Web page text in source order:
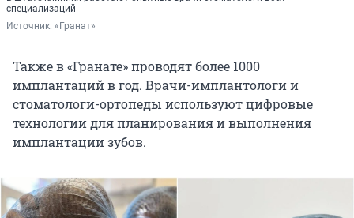
специализаций
Источник: «Гранат»
Также в «Гранате» проводят более 1000
имплантаций в год. Врачи-имплантологи и
стоматологи-ортопеды используют цифровые
технологии для планирования и выполнения
имплантации зубов.